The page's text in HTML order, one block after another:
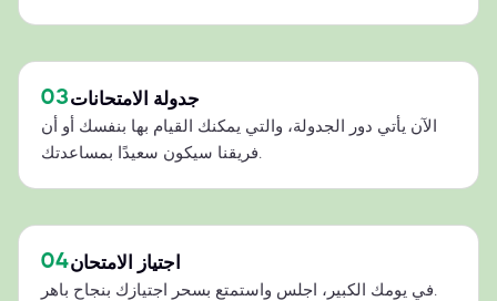
03جدولة الامتحانات
الآن يأتي دور الجدولة، والتي يمكنك القيام بها بنفسك أو أن
فريقنا سيكون سعيدًا بمساعدتك.
04اجتياز الامتحان
في يومك الكبير، اجلس واستمتع بسحر اجتيازك بنجاح باهر.